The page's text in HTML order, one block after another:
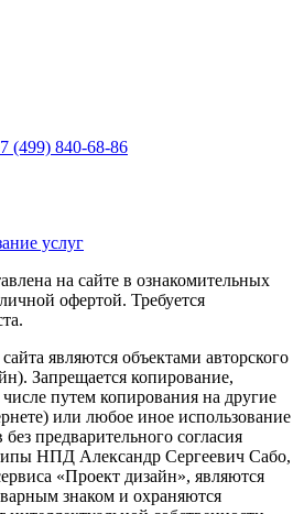
(499) 840-68-86
услуг
на сайте в ознакомительных
офертой. Требуется
являются объектами авторского
Запрещается копирование,
путем копирования на другие
или любое иное использование
предварительного согласия
НПД Александр Сергеевич Сабо,
«Проект дизайн», являются
знаком и охраняются